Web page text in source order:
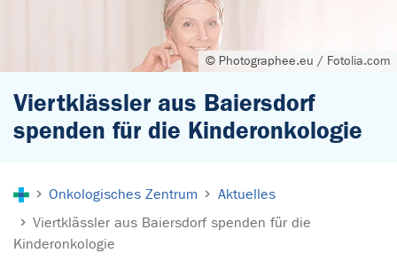
© Photographee.eu / Fotolia.com
Viertklässler aus Baiersdorf
spenden für die Kinderonkologie
Onkologisches Zentrum
Aktuelles
Viertklässler aus Baiersdorf spenden für die
Kinderonkologie